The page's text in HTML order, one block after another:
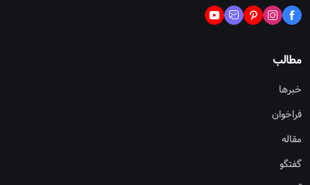
مطالب
خبرها
فراخوان
مقاله
گفتگو